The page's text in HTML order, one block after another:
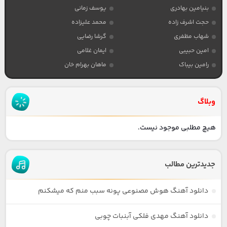
بنیامین بهادری
یوسف زمانی
حجت اشرف زاده
محمد علیزاده
شهاب مظفری
گرشا رضایی
امین حبیبی
ایمان غلامی
رامین بیباک
ماهان بهرام خان
وبلاگ
هیچ مطلبی موجود نیست.
جدیدترین مطالب
دانلود آهنگ هوش مصنوعی پونه سبب منم که میشکنم
دانلود آهنگ مهدی فلکی آبنبات چوبی